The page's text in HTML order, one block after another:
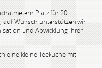
Platz für 20
auf Wunsch unterstützen wir
und Abwicklung Ihrer
eine kleine Teeküche mit